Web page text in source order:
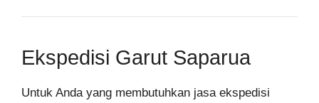
Ekspedisi Garut Saparua
Untuk Anda yang membutuhkan jasa ekspedisi